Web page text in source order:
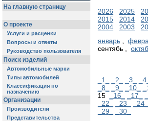
На главную страницу
О проекте
Услуги и расценки
Вопросы и ответы
Руководство пользователя
Поиск изделий
Автомобильные марки
Типы автомобилей
Классификация по
назначению
Организации
Производители
Представительства
2026 2025
2015
2014
2004
2003
январь ,
сентябь ,
_1_ _2_ _3_ _4_
_8_
_9_ _10_
15
_16_ _17_
_22_
_23_ _24_
_29_
_30_